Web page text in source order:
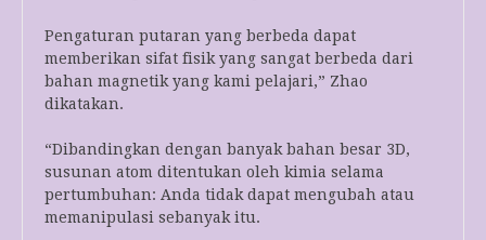
Pengaturan putaran yang berbeda dapat
memberikan sifat fisik yang sangat berbeda dari
bahan magnetik yang kami pelajari,” Zhao
dikatakan.
“Dibandingkan dengan banyak bahan besar 3D,
susunan atom ditentukan oleh kimia selama
pertumbuhan: Anda tidak dapat mengubah atau
memanipulasi sebanyak itu.